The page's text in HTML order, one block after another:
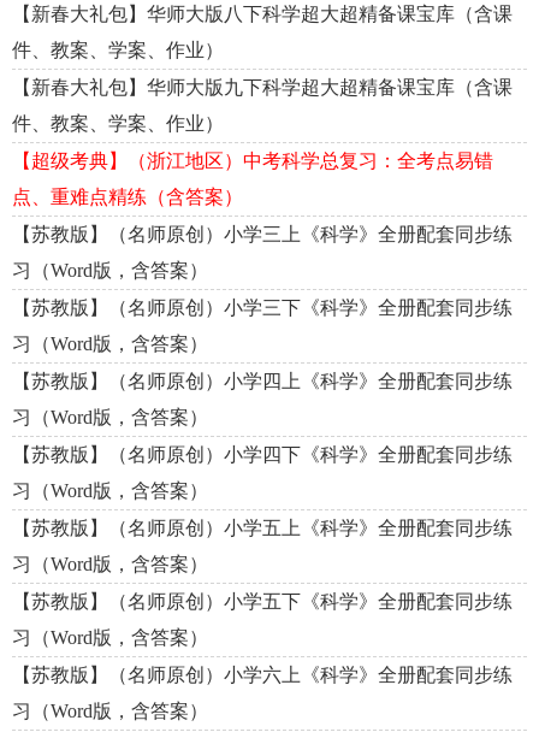
【新春大礼包】华师大版八下科学超大超精备课宝库（含课
件、教案、学案、作业）
【新春大礼包】华师大版九下科学超大超精备课宝库（含课
件、教案、学案、作业）
【超级考典】（浙江地区）中考科学总复习：全考点易错
点、重难点精练（含答案）
【苏教版】（名师原创）小学三上《科学》全册配套同步练
习（Word版，含答案）
【苏教版】（名师原创）小学三下《科学》全册配套同步练
习（Word版，含答案）
【苏教版】（名师原创）小学四上《科学》全册配套同步练
习（Word版，含答案）
【苏教版】（名师原创）小学四下《科学》全册配套同步练
习（Word版，含答案）
【苏教版】（名师原创）小学五上《科学》全册配套同步练
习（Word版，含答案）
【苏教版】（名师原创）小学五下《科学》全册配套同步练
习（Word版，含答案）
【苏教版】（名师原创）小学六上《科学》全册配套同步练
习（Word版，含答案）